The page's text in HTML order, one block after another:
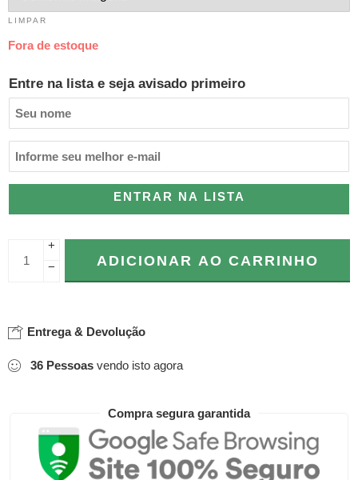
LIMPAR
Fora de estoque
Entre na lista e seja avisado primeiro
ENTRAR NA LISTA
+
−
ADICIONAR AO CARRINHO
Entrega & Devolução
36 Pessoas vendo isto agora
Compra segura garantida